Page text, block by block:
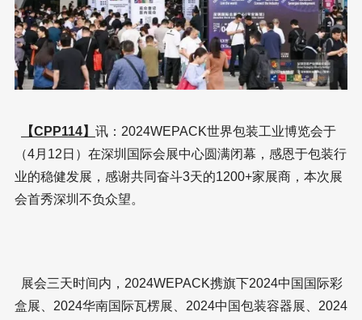
【CPP114】 讯：2024WEPACK世界包装工业博览会于
（4月12日）在深圳国际会展中心圆满闭幕，感恩于包装行
业的稳健发展，感谢共同奋斗3天的1200+家展商，本次展
会首秀深圳不负众望。
展会三天时间内，2024WEPACK携旗下2024中国国际彩
盒展、2024华南国际瓦楞展、2024中国包装容器展、2024